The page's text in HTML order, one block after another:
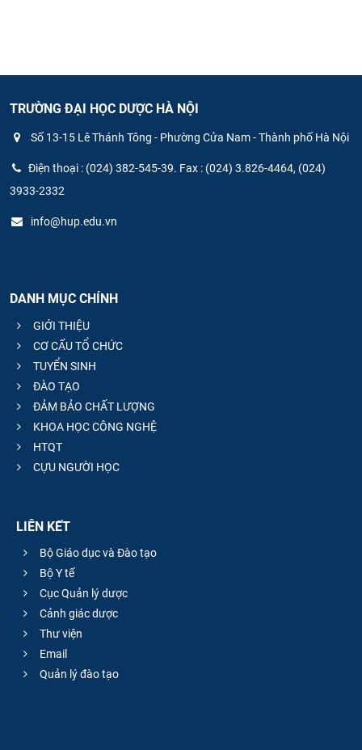
TRƯỜNG ĐẠI HỌC DƯỢC HÀ NỘI
Số 13-15 Lê Thánh Tông - Phường Cửa Nam - Thành phố Hà Nội
Điện thoại : (024) 382-545-39. Fax : (024) 3.826-4464, (024)
3933-2332
info@hup.edu.vn
DANH MỤC CHÍNH
GIỚI THIỆU
CƠ CẤU TỔ CHỨC
TUYỂN SINH
ĐÀO TẠO
ĐẢM BẢO CHẤT LƯỢNG
KHOA HỌC CÔNG NGHỆ
HTQT
CỰU NGƯỜI HỌC
LIÊN KẾT
Bộ Giáo dục và Đào tạo
Bộ Y tế
Cục Quản lý dược
Cảnh giác dược
Thư viện
Email
Quản lý đào tạo